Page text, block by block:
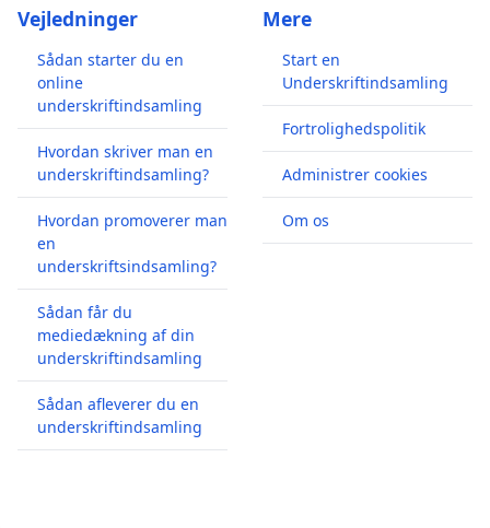
Vejledninger
Sådan starter du en
online
underskriftindsamling
Hvordan skriver man en
underskriftindsamling?
Hvordan promoverer man
en
underskriftsindsamling?
Sådan får du
mediedækning af din
underskriftindsamling
Sådan afleverer du en
underskriftindsamling
Mere
Start en
Underskriftindsamling
Fortrolighedspolitik
Administrer cookies
Om os